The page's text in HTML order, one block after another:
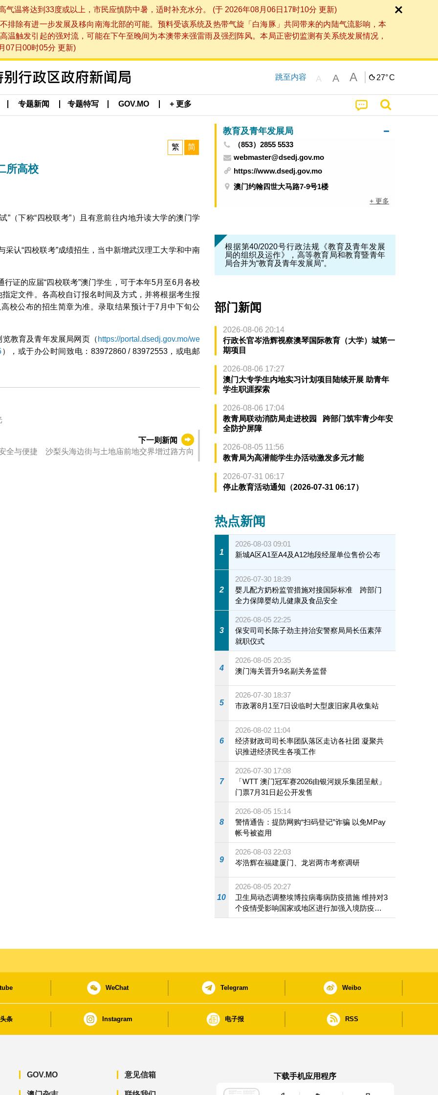
气温将达到33度或以上，市民应慎防中暑，适时补充水分。 (于 2026年08月06日17时10分 更新)
排除有进一步发展及移向南海北部的可能。预料受该系统及热带气旋「白海豚」共同带来的内陆气流影响，本
温触发引起的强对流，可能在下午至晚间为本澳带来强雷雨及强烈阵风。本局正密切监测有关系统发展情况，
07日00时05分 更新)
跳至内容 A A A 27°C
专题新闻 专题特写 GOV.MO + 更多
繁 简
所高校
”（下称“四校联考”）且有意前往内地升读大学的澳门学
认“四校联考”成绩招生，当中新增武汉理工大学和中南
证的应届“四校联考”澳门学生，可于本年5月至6月各校
定文件。各高校自订报名时间及方式，并将根据考生报
校公布的招生简章为准。录取结果预计于7月中下旬公
教育及青年发展局网页（ https://portal.dsedj.gov.mo/we
），或于办公时间致电：83972860 / 83972553，或电邮
下一则新闻
全与便捷 沙梨头海边街与土地庙前地交界增过路方向
教育及青年发展局
（853）2855 5533
webmaster@dsedj.gov.mo
https://www.dsedj.gov.mo
澳门约翰四世大马路7-9号1楼
+ 更多
根据第40/2020号行政法规《教育及青年发展
局的组织及运作》，高等教育局和教育暨青年
局合并为“教育及青年发展局”。
部门新闻
2026-08-06 20:14
行政长官岑浩辉视察澳琴国际教育（大学）城第一
期项目
2026-08-06 17:27
澳门大专学生内地实习计划项目陆续开展 助青年
学生职涯探索
2026-08-06 17:04
教青局联动消防局走进校园 跨部门筑牢青少年安
全防护屏障
2026-08-05 11:56
教青局为高潜能学生办活动激发多元才能
2026-07-31 06:17
停止教育活动通知（2026-07-31 06:17）
热点新闻
1
2026-08-03 09:01
新城A区A1至A4及A12地段经屋单位售价公布
2
2026-07-30 18:39
婴儿配方奶粉监管措施对接国际标准 跨部门
全力保障婴幼儿健康及食品安全
3
2026-08-05 22:25
保安司司长陈子劲主持治安警察局局长伍素萍
就职仪式
4
2026-08-05 20:35
澳门海关晋升9名副关务监督
5
2026-07-30 18:37
市政署8月1至7日设临时大型废旧家具收集站
6
2026-08-02 11:04
经济财政司司长率团队落区走访各社团 凝聚共
识推进经济民生各项工作
7
2026-07-30 17:08
「WTT 澳门冠军赛2026由银河娱乐集团呈献」
门票7月31日起公开发售
8
2026-08-05 15:14
警情通告：提防网购“扫码登记”诈骗 以免MPay
帐号被盗用
9
2026-08-03 22:03
岑浩辉在福建厦门、龙岩两市考察调研
10
2026-08-05 20:27
卫生局动态调整埃博拉病毒病防疫措施 维持对3
个疫情受影响国家或地区进行加强入境防疫措
施
WeChat Telegram Weibo
条 Instagram 电子报 RSS
GOV.MO 意见信箱
下载手机应用程序